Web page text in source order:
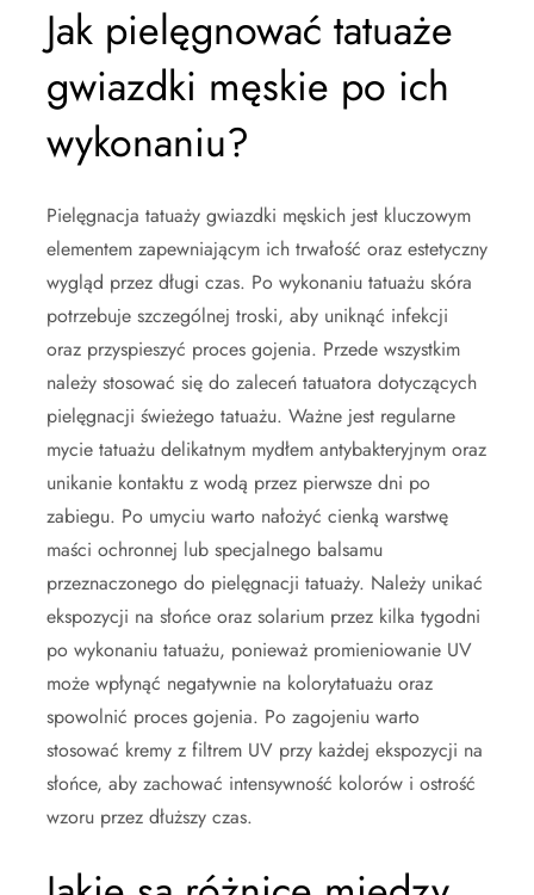
Jak pielęgnować tatuaże
gwiazdki męskie po ich
wykonaniu?
Pielęgnacja tatuaży gwiazdki męskich jest kluczowym
elementem zapewniającym ich trwałość oraz estetyczny
wygląd przez długi czas. Po wykonaniu tatuażu skóra
potrzebuje szczególnej troski, aby uniknąć infekcji
oraz przyspieszyć proces gojenia. Przede wszystkim
należy stosować się do zaleceń tatuatora dotyczących
pielęgnacji świeżego tatuażu. Ważne jest regularne
mycie tatuażu delikatnym mydłem antybakteryjnym oraz
unikanie kontaktu z wodą przez pierwsze dni po
zabiegu. Po umyciu warto nałożyć cienką warstwę
maści ochronnej lub specjalnego balsamu
przeznaczonego do pielęgnacji tatuaży. Należy unikać
ekspozycji na słońce oraz solarium przez kilka tygodni
po wykonaniu tatuażu, ponieważ promieniowanie UV
może wpłynąć negatywnie na kolorytatuażu oraz
spowolnić proces gojenia. Po zagojeniu warto
stosować kremy z filtrem UV przy każdej ekspozycji na
słońce, aby zachować intensywność kolorów i ostrość
wzoru przez dłuższy czas.